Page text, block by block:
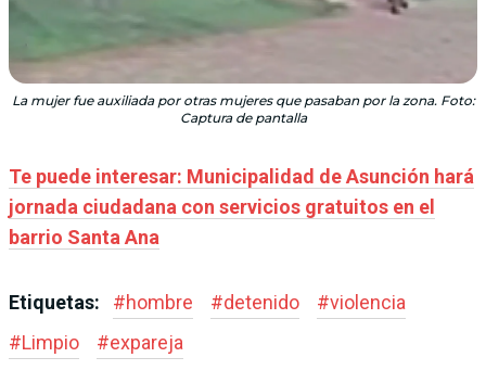
La mujer fue auxiliada por otras mujeres que pasaban por la zona. Foto:
Captura de pantalla
Te puede interesar: Municipalidad de Asunción hará
jornada ciudadana con servicios gratuitos en el
barrio Santa Ana
Etiquetas: #hombre #detenido #violencia
#Limpio #expareja